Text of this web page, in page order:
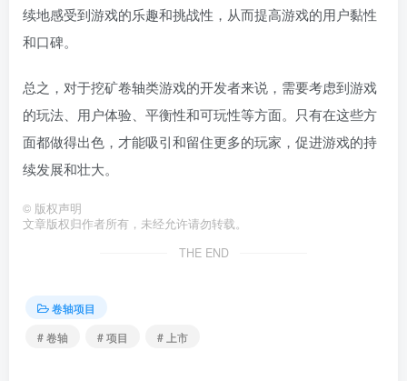
续地感受到游戏的乐趣和挑战性，从而提高游戏的用户黏性
和口碑。
总之，对于挖矿卷轴类游戏的开发者来说，需要考虑到游戏
的玩法、用户体验、平衡性和可玩性等方面。只有在这些方
面都做得出色，才能吸引和留住更多的玩家，促进游戏的持
续发展和壮大。
© 版权声明
文章版权归作者所有，未经允许请勿转载。
THE END
卷轴项目
# 卷轴
# 项目 # 上市